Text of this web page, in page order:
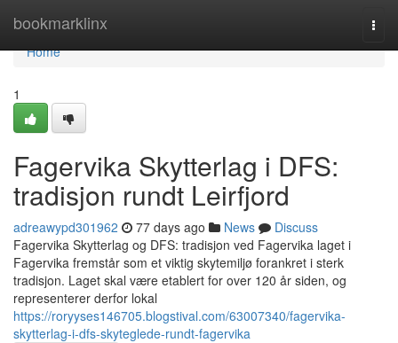
bookmarklinx
Home
Home
1
Fagervika Skytterlag i DFS:
tradisjon rundt Leirfjord
adreawypd301962 77 days ago News
Discuss
Fagervika Skytterlag og DFS: tradisjon ved Fagervika laget i
Fagervika fremstår som et viktig skytemiljø forankret i sterk
tradisjon. Laget skal være etablert for over 120 år siden, og
representerer derfor lokal
https://roryyses146705.blogstival.com/63007340/fagervika-
skytterlag-i-dfs-skyteglede-rundt-fagervika